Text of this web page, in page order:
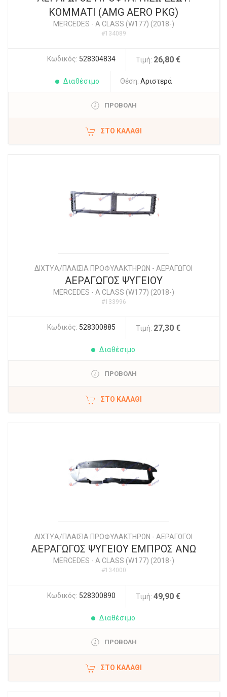
ΚΟΜΜΑΤΙ (AMG AERO PKG)
MERCEDES - A CLASS (W177) (2018-)
#134089
Κωδικός: 528304834 Τιμή: 26,80 €
Διαθέσιμο Θέση: Αριστερά
ΠΡΟΒΟΛΗ
ΣΤΟ ΚΑΛΆΘΙ
ΔΙΧΤYΑ/ΠΛΑΙΣΙΑ ΠΡΟΦΥΛΑΚΤΗΡΩΝ - ΑΕΡΑΓΩΓΟΙ
ΑΕΡΑΓΩΓΟΣ ΨΥΓΕΙΟΥ
MERCEDES - A CLASS (W177) (2018-)
#133996
Κωδικός: 528300885 Τιμή: 27,30 €
Διαθέσιμο
ΠΡΟΒΟΛΗ
ΣΤΟ ΚΑΛΆΘΙ
ΔΙΧΤYΑ/ΠΛΑΙΣΙΑ ΠΡΟΦΥΛΑΚΤΗΡΩΝ - ΑΕΡΑΓΩΓΟΙ
ΑΕΡΑΓΩΓΟΣ ΨΥΓΕΙΟΥ ΕΜΠΡΟΣ ΑΝΩ
MERCEDES - A CLASS (W177) (2018-)
#134000
Κωδικός: 528300890 Τιμή: 49,90 €
Διαθέσιμο
ΠΡΟΒΟΛΗ
ΣΤΟ ΚΑΛΆΘΙ